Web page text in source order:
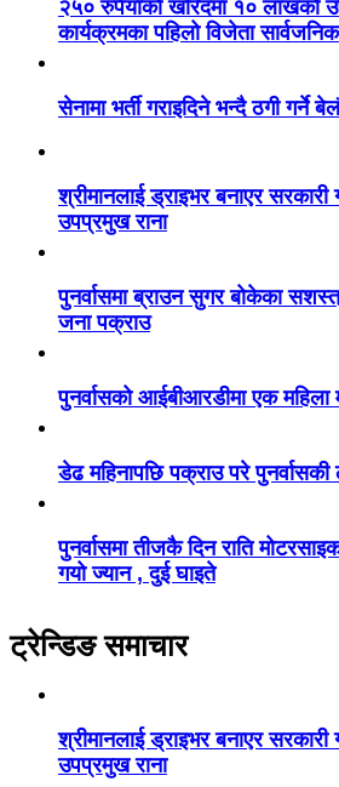
२५० रुपैयाँको खरिदमा १० लाखको
कार्यक्रमका पहिलो विजेता सार्वजनिक
सेनामा भर्ती गराइदिने भन्दै ठगी गर्ने
श्रीमानलाई ड्राइभर बनाएर सरकारी
उपप्रमुख राना
पुनर्वासमा ब्राउन सुगर बोकेका
जना पक्राउ
पुनर्वासको आईबीआरडीमा एक
डेढ महिनापछि पक्राउ परे पुनर्वासकी
पुनर्वासमा तीजकै दिन राति
गयो ज्यान , दुई घाइते
ट्रेन्डिङ समाचार
श्रीमानलाई ड्राइभर बनाएर सरकारी
उपप्रमुख राना